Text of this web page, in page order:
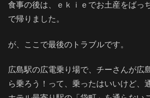
食事の後は、ｅｋｉｅでお土産をばっ
で帰りました。
が、ここで最後のトラブルです。
広島駅の広電乗り場で、チーさんが広
ら乗ろう！って、乗ったはいいけど、